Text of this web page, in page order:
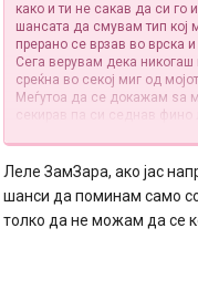
како и ти не сакав да си го
шансата да смувам тип кој
прерано се врзав во врска
Сега верувам дека никогаш
среќна во секој миг од
Меѓутоа да се докажам ѕа
секирав па си седнав
да биде крај на светот..
попара па будлаетинка си
девојки одеднаш кога
една така силна ми ја
сонувам!!! Ама си
кај дечково ме предаде во
Леле ЗамЗара, ако јас
шанси да поминам само
толко да не можам да се